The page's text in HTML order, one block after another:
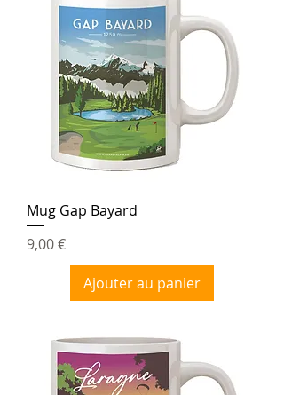
Mug Gap Bayard
Prix
9,00 €
Ajouter au panier